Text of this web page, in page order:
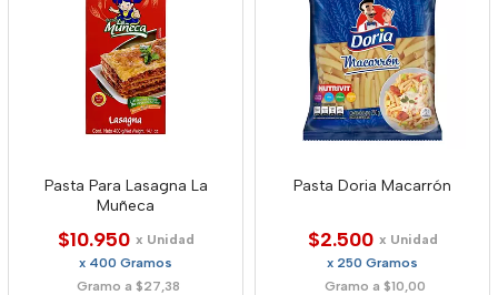
Pasta Para Lasagna La
Muñeca
$10.950 x Unidad
x 400 Gramos
Gramo a $27,38
Pasta Doria Macarrón
$2.500 x Unidad
x 250 Gramos
Gramo a $10,00